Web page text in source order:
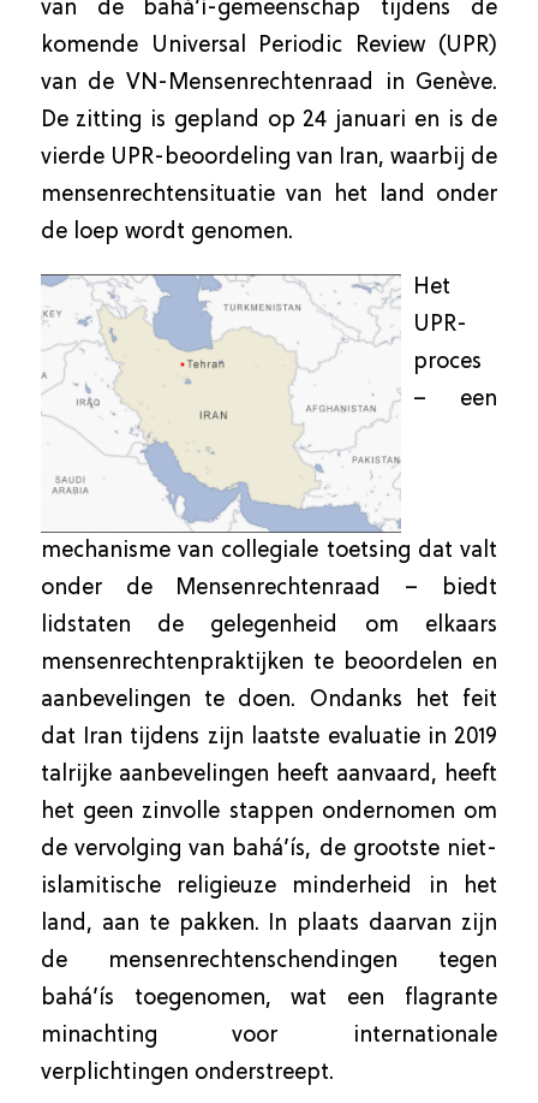
van de bahá’í-gemeenschap tijdens de
komende
Universal Periodic Review (UPR)
van de VN-Mensenrechtenraad in Genève.
De zitting is gepland op 24 januari en is de
vierde UPR-beoordeling van Iran, waarbij de
mensenrechtensituatie van het land onder
de loep wordt genomen.
Het
UPR-
proces
– een
mechanisme van collegiale toetsing dat valt
onder de Mensenrechtenraad – biedt
lidstaten de gelegenheid om elkaars
mensenrechtenpraktijken te beoordelen en
aanbevelingen te doen. Ondanks het feit
dat Iran tijdens zijn laatste evaluatie in 2019
talrijke aanbevelingen heeft aanvaard, heeft
het geen zinvolle stappen ondernomen om
de vervolging van bahá’ís, de grootste niet-
islamitische religieuze minderheid in het
land, aan te pakken. In plaats daarvan zijn
de mensenrechtenschendingen tegen
bahá’ís toegenomen, wat een flagrante
minachting voor internationale
verplichtingen onderstreept.